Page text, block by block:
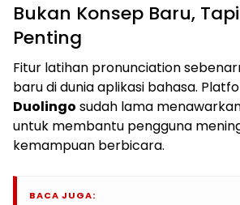
Bukan Konsep Baru,
Penting
Fitur latihan pronunciation
baru di dunia aplikasi bahasa.
Duolingo sudah lama
untuk membantu pengguna
kemampuan berbicara.
BACA JUGA: